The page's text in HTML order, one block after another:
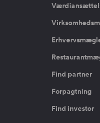
Find partner
Forpagtning
Find investor